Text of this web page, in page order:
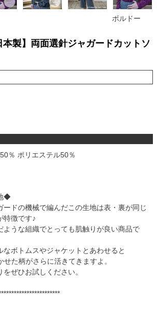
ボルドー
本製】両面選針ジャガードカットソ
％ ポリエステル50％
◆
ードの機械で編んだこの生地は表・裏が同じ
特徴です♪
ような組織でとっても肌触りが良い商品で
なボトムスやジャケットとあわせると
た柄がさらに活きてきますよ。
ぜひお試しください。